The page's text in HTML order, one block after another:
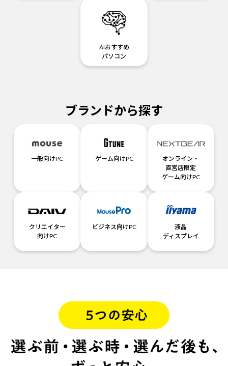
AIおすすめ
パソコン
ブランドから探す
一般向けPC ゲーム向けPC
オンライン・
直営店限定
ゲーム向けPC
クリエイター
向けPC
ビジネス向けPC
液晶
ディスプレイ